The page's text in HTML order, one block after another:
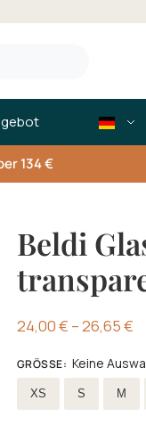
134 €
Beldi
24,00€ –26,65€
GRÖSSE : Keine
Wählen Größe
XS S M